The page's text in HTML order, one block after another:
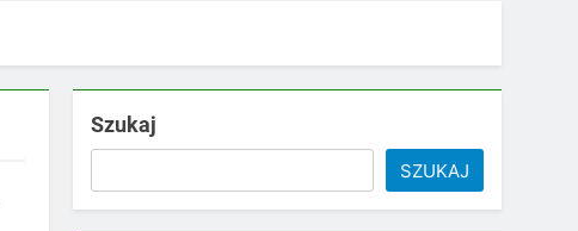
Szukaj
SZUKAJ